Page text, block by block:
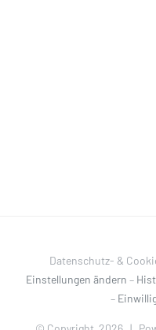
Datenschutz- &
Einstellungen ändern –
–